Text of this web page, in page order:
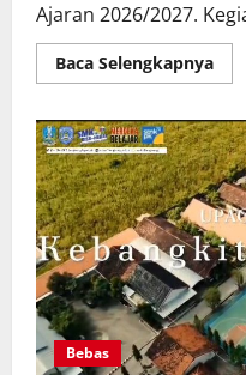
Ajaran 2026/2027.
Baca SelengkapnyaRead
more
Bebas